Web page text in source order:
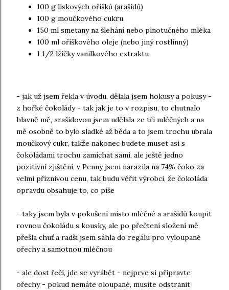
100 g lískových oříšků (arašídů)
100 g moučkového cukru
150 ml smetany na šlehání nebo plnotučného mléka
100 ml oříškového oleje (nebo jiný rostlinný)
1 1/2 lžičky vanilkového extraktu
- jak už jsem řekla v úvodu, dělala jsem hokusy a pokusy -
z hořké čokolády - tak jak je to v rozpisu, to chutnalo
hlavně mě, arašídovou jsem udělala ze tří mléčných a na
mě osobně to bylo sladké až běda a to jsem trochu ubrala
moučkový cukr, takže nakonec budete muset asi s
čokoládami trochu zamíchat sami, ale ještě jedno
pozitivní zjištění, v Penny jsem narazila na 74% čoko za
velmi příznivou cenu, tak budu věřit výrobci, že čokoláda
opravdu obsahuje to, co píše
- taky jsem byla v pokušení místo mléčné a arašídů koupit
rovnou čokoládu s kousky, ale po přečtení složení mě
přešla chuť a radši jsem sáhla do regálu pro vyloupané
ořechy a samotnou mléčnou
- ale dost řečí, jde se vyrábět - nejprve si připravte
ořechy - pokud nemáte oloupané, musíte odstranit